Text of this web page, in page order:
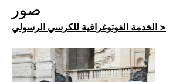
صور
الخدمة الفوتوغرافية للكرسي الرسولي >